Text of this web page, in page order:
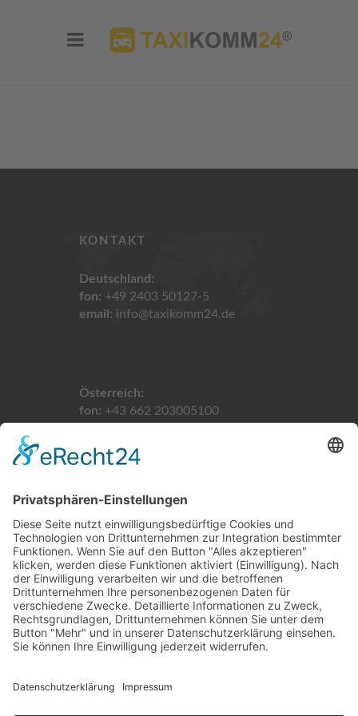
KONTAKT
Deutschland:
fon: +49 2403 50127-5
email: info@taxikomm24.de
Österreich:
fon: +43 662 203005100
Schweiz:
fon:+41 61 5113900
email: info@taxikomm24.ch
LINKS